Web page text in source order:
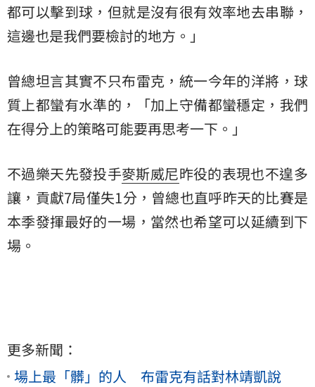
都可以擊到球，但就是沒有很有效率地去串聯，
這邊也是我們要檢討的地方。」
曾總坦言其實不只布雷克，統一今年的洋將，球
質上都蠻有水準的，「加上守備都蠻穩定，我們
在得分上的策略可能要再思考一下。」
不過樂天先發投手麥斯威尼昨役的表現也不遑多
讓，貢獻7局僅失1分，曾總也直呼昨天的比賽是
本季發揮最好的一場，當然也希望可以延續到下
場。
更多新聞：
場上最「髒」的人 布雷克有話對林靖凱說